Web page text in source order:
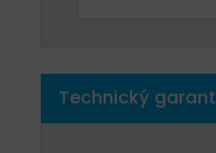
Technický garant